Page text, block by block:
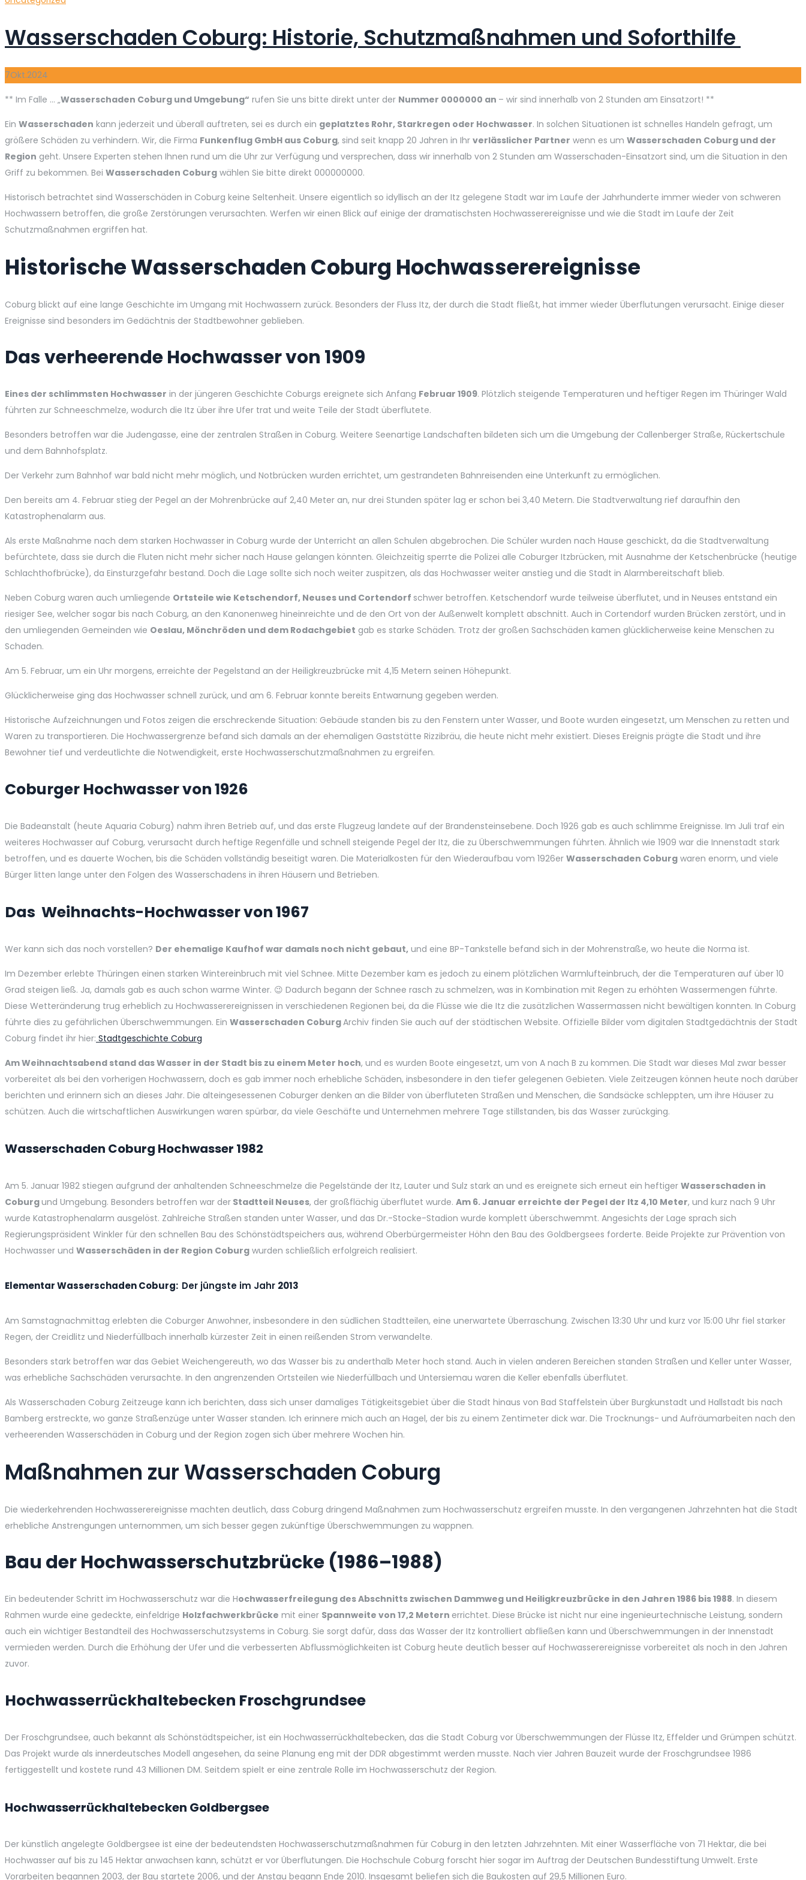
Wasserschaden Coburg: Historie, Schutzmaßnahmen und Soforthilfe
7Okt.2024
** Im Falle … „Wasserschaden Coburg und Umgebung“ rufen Sie uns bitte direkt unter der Nummer 0000000 an – wir sind innerhalb von 2 Stunden am Einsatzort! **
Ein Wasserschaden kann jederzeit und überall auftreten, sei es durch ein geplatztes Rohr, Starkregen oder Hochwasser. In solchen Situationen ist schnelles Handeln gefragt, um
größere Schäden zu verhindern. Wir, die Firma Funkenflug GmbH aus Coburg, sind seit knapp 20 Jahren in Ihr verlässlicher Partner wenn es um Wasserschaden Coburg und der
Region geht. Unsere Experten stehen Ihnen rund um die Uhr zur Verfügung und versprechen, dass wir innerhalb von 2 Stunden am Wasserschaden-Einsatzort sind, um die Situation in den
Griff zu bekommen. Bei Wasserschaden Coburg wählen Sie bitte direkt 000000000.
Historisch betrachtet sind Wasserschäden in Coburg keine Seltenheit. Unsere eigentlich so idyllisch an der Itz gelegene Stadt war im Laufe der Jahrhunderte immer wieder von schweren
Hochwassern betroffen, die große Zerstörungen verursachten. Werfen wir einen Blick auf einige der dramatischsten Hochwasserereignisse und wie die Stadt im Laufe der Zeit
Schutzmaßnahmen ergriffen hat.
Historische Wasserschaden Coburg Hochwasserereignisse
Coburg blickt auf eine lange Geschichte im Umgang mit Hochwassern zurück. Besonders der Fluss Itz, der durch die Stadt fließt, hat immer wieder Überflutungen verursacht. Einige dieser
Ereignisse sind besonders im Gedächtnis der Stadtbewohner geblieben.
Das verheerende Hochwasser von 1909
Eines der schlimmsten Hochwasser in der jüngeren Geschichte Coburgs ereignete sich Anfang Februar 1909. Plötzlich steigende Temperaturen und heftiger Regen im Thüringer Wald
führten zur Schneeschmelze, wodurch die Itz über ihre Ufer trat und weite Teile der Stadt überflutete.
Besonders betroffen war die Judengasse, eine der zentralen Straßen in Coburg. Weitere Seenartige Landschaften bildeten sich um die Umgebung der Callenberger Straße, Rückertschule
und dem Bahnhofsplatz.
Der Verkehr zum Bahnhof war bald nicht mehr möglich, und Notbrücken wurden errichtet, um gestrandeten Bahnreisenden eine Unterkunft zu ermöglichen.
Den bereits am 4. Februar stieg der Pegel an der Mohrenbrücke auf 2,40 Meter an, nur drei Stunden später lag er schon bei 3,40 Metern. Die Stadtverwaltung rief daraufhin den
Katastrophenalarm aus.
Als erste Maßnahme nach dem starken Hochwasser in Coburg wurde der Unterricht an allen Schulen abgebrochen. Die Schüler wurden nach Hause geschickt, da die Stadtverwaltung
befürchtete, dass sie durch die Fluten nicht mehr sicher nach Hause gelangen könnten. Gleichzeitig sperrte die Polizei alle Coburger Itzbrücken, mit Ausnahme der Ketschenbrücke (heutige
Schlachthofbrücke), da Einsturzgefahr bestand. Doch die Lage sollte sich noch weiter zuspitzen, als das Hochwasser weiter anstieg und die Stadt in Alarmbereitschaft blieb.
Neben Coburg waren auch umliegende Ortsteile wie Ketschendorf, Neuses und Cortendorf schwer betroffen. Ketschendorf wurde teilweise überflutet, und in Neuses entstand ein
riesiger See, welcher sogar bis nach Coburg, an den Kanonenweg hineinreichte und de den Ort von der Außenwelt komplett abschnitt. Auch in Cortendorf wurden Brücken zerstört, und in
den umliegenden Gemeinden wie Oeslau, Mönchröden und dem Rodachgebiet gab es starke Schäden. Trotz der großen Sachschäden kamen glücklicherweise keine Menschen zu
Schaden.
Am 5. Februar, um ein Uhr morgens, erreichte der Pegelstand an der Heiligkreuzbrücke mit 4,15 Metern seinen Höhepunkt.
Glücklicherweise ging das Hochwasser schnell zurück, und am 6. Februar konnte bereits Entwarnung gegeben werden.
Historische Aufzeichnungen und Fotos zeigen die erschreckende Situation: Gebäude standen bis zu den Fenstern unter Wasser, und Boote wurden eingesetzt, um Menschen zu retten und
Waren zu transportieren. Die Hochwassergrenze befand sich damals an der ehemaligen Gaststätte Rizzibräu, die heute nicht mehr existiert. Dieses Ereignis prägte die Stadt und ihre
Bewohner tief und verdeutlichte die Notwendigkeit, erste Hochwasserschutzmaßnahmen zu ergreifen.
Coburger Hochwasser von 1926
Die Badeanstalt (heute Aquaria Coburg) nahm ihren Betrieb auf, und das erste Flugzeug landete auf der Brandensteinsebene. Doch 1926 gab es auch schlimme Ereignisse. Im Juli traf ein
weiteres Hochwasser auf Coburg, verursacht durch heftige Regenfälle und schnell steigende Pegel der Itz, die zu Überschwemmungen führten. Ähnlich wie 1909 war die Innenstadt stark
betroffen, und es dauerte Wochen, bis die Schäden vollständig beseitigt waren. Die Materialkosten für den Wiederaufbau vom 1926er Wasserschaden Coburg waren enorm, und viele
Bürger litten lange unter den Folgen des Wasserschadens in ihren Häusern und Betrieben.
Das Weihnachts-Hochwasser von 1967
Wer kann sich das noch vorstellen? Der ehemalige Kaufhof war damals noch nicht gebaut, und eine BP-Tankstelle befand sich in der Mohrenstraße, wo heute die Norma ist.
Im Dezember erlebte Thüringen einen starken Wintereinbruch mit viel Schnee. Mitte Dezember kam es jedoch zu einem plötzlichen Warmlufteinbruch, der die Temperaturen auf über 10
Grad steigen ließ. Ja, damals gab es auch schon warme Winter. 😉 Dadurch begann der Schnee rasch zu schmelzen, was in Kombination mit Regen zu erhöhten Wassermengen führte.
Diese Wetteränderung trug erheblich zu Hochwasserereignissen in verschiedenen Regionen bei, da die Flüsse wie die Itz die zusätzlichen Wassermassen nicht bewältigen konnten. In Coburg
führte dies zu gefährlichen Überschwemmungen. Ein Wasserschaden CoburgArchiv finden Sie auch auf der städtischen Website. Offizielle Bilder vom digitalen Stadtgedächtnis der Stadt
Coburg findet ihr hier: Stadtgeschichte Coburg
Am Weihnachtsabend stand das Wasser in der Stadt bis zu einem Meter hoch, und es wurden Boote eingesetzt, um von A nach B zu kommen. Die Stadt war dieses Mal zwar besser
vorbereitet als bei den vorherigen Hochwassern, doch es gab immer noch erhebliche Schäden, insbesondere in den tiefer gelegenen Gebieten. Viele Zeitzeugen können heute noch darüber
berichten und erinnern sich an dieses Jahr. Die alteingesessenen Coburger denken an die Bilder von überfluteten Straßen und Menschen, die Sandsäcke schleppten, um ihre Häuser zu
schützen. Auch die wirtschaftlichen Auswirkungen waren spürbar, da viele Geschäfte und Unternehmen mehrere Tage stillstanden, bis das Wasser zurückging.
Wasserschaden Coburg Hochwasser 1982
Am 5. Januar 1982 stiegen aufgrund der anhaltenden Schneeschmelze die Pegelstände der Itz, Lauter und Sulz stark an und es ereignete sich erneut ein heftiger Wasserschaden in
Coburgund Umgebung. Besonders betroffen war der Stadtteil Neuses, der großflächig überflutet wurde. Am 6. Januar erreichte der Pegel der Itz 4,10 Meter, und kurz nach 9 Uhr
wurde Katastrophenalarm ausgelöst. Zahlreiche Straßen standen unter Wasser, und das Dr.-Stocke-Stadion wurde komplett überschwemmt. Angesichts der Lage sprach sich
Regierungspräsident Winkler für den schnellen Bau des Schönstädtspeichers aus, während Oberbürgermeister Höhn den Bau des Goldbergsees forderte. Beide Projekte zur Prävention von
Hochwasser und Wasserschäden in der Region Coburg wurden schließlich erfolgreich realisiert.
Elementar Wasserschaden Coburg: Der jüngste im Jahr 2013
Am Samstagnachmittag erlebten die Coburger Anwohner, insbesondere in den südlichen Stadtteilen, eine unerwartete Überraschung. Zwischen 13:30 Uhr und kurz vor 15:00 Uhr fiel starker
Regen, der Creidlitz und Niederfüllbach innerhalb kürzester Zeit in einen reißenden Strom verwandelte.
Besonders stark betroffen war das Gebiet Weichengereuth, wo das Wasser bis zu anderthalb Meter hoch stand. Auch in vielen anderen Bereichen standen Straßen und Keller unter Wasser,
was erhebliche Sachschäden verursachte. In den angrenzenden Ortsteilen wie Niederfüllbach und Untersiemau waren die Keller ebenfalls überflutet.
Als Wasserschaden Coburg Zeitzeuge kann ich berichten, dass sich unser damaliges Tätigkeitsgebiet über die Stadt hinaus von Bad Staffelstein über Burgkunstadt und Hallstadt bis nach
Bamberg erstreckte, wo ganze Straßenzüge unter Wasser standen. Ich erinnere mich auch an Hagel, der bis zu einem Zentimeter dick war. Die Trocknungs- und Aufräumarbeiten nach den
verheerenden Wasserschäden in Coburg und der Region zogen sich über mehrere Wochen hin.
Maßnahmen zur Wasserschaden Coburg
Die wiederkehrenden Hochwasserereignisse machten deutlich, dass Coburg dringend Maßnahmen zum Hochwasserschutz ergreifen musste. In den vergangenen Jahrzehnten hat die Stadt
erhebliche Anstrengungen unternommen, um sich besser gegen zukünftige Überschwemmungen zu wappnen.
Bau der Hochwasserschutzbrücke (1986–1988)
Ein bedeutender Schritt im Hochwasserschutz war die Hochwasserfreilegung des Abschnitts zwischen Dammweg und Heiligkreuzbrücke in den Jahren 1986 bis 1988. In diesem
Rahmen wurde eine gedeckte, einfeldrige Holzfachwerkbrücke mit einer Spannweite von 17,2 Metern errichtet. Diese Brücke ist nicht nur eine ingenieurtechnische Leistung, sondern
auch ein wichtiger Bestandteil des Hochwasserschutzsystems in Coburg. Sie sorgt dafür, dass das Wasser der Itz kontrolliert abfließen kann und Überschwemmungen in der Innenstadt
vermieden werden. Durch die Erhöhung der Ufer und die verbesserten Abflussmöglichkeiten ist Coburg heute deutlich besser auf Hochwasserereignisse vorbereitet als noch in den Jahren
zuvor.
Hochwasserrückhaltebecken Froschgrundsee
Der Froschgrundsee, auch bekannt als Schönstädtspeicher, ist ein Hochwasserrückhaltebecken, das die Stadt Coburg vor Überschwemmungen der Flüsse Itz, Effelder und Grümpen schützt.
Das Projekt wurde als innerdeutsches Modell angesehen, da seine Planung eng mit der DDR abgestimmt werden musste. Nach vier Jahren Bauzeit wurde der Froschgrundsee 1986
fertiggestellt und kostete rund 43 Millionen DM. Seitdem spielt er eine zentrale Rolle im Hochwasserschutz der Region.
Hochwasserrückhaltebecken Goldbergsee
Der künstlich angelegte Goldbergsee ist eine der bedeutendsten Hochwasserschutzmaßnahmen für Coburg in den letzten Jahrzehnten. Mit einer Wasserfläche von 71 Hektar, die bei
Hochwasser auf bis zu 145 Hektar anwachsen kann, schützt er vor Überflutungen. Die Hochschule Coburg forscht hier sogar im Auftrag der Deutschen Bundesstiftung Umwelt. Erste
Vorarbeiten begannen 2003, der Bau startete 2006, und der Anstau begann Ende 2010. Insgesamt beliefen sich die Baukosten auf 29,5 Millionen Euro.